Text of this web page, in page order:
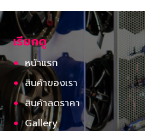
เรียกดู
หน้าแรก
สินค้าของเรา
สินค้าลดราคา
Gallery